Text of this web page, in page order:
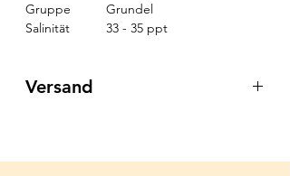
Gruppe
Grundel
Salinität
33 - 35 ppt
Versand
Wir danken für Ihr Verständnis.